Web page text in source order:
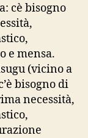
cè bisogno
e mensa.
(vicino a
bisogno di
necessità,